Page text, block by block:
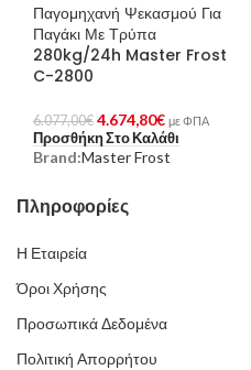
Παγομηχανή Ψεκασμού Για
Παγάκι Με Τρύπα
280kg/24h Master Frost
C-2800
6.077,00€ 4.674,80€ με ΦΠΑ
Προσθήκη Στο Καλάθι
Brand:Master Frost
Πληροφορίες
Η Εταιρεία
Όροι Χρήσης
Προσωπικά Δεδομένα
Πολιτική Απορρήτου